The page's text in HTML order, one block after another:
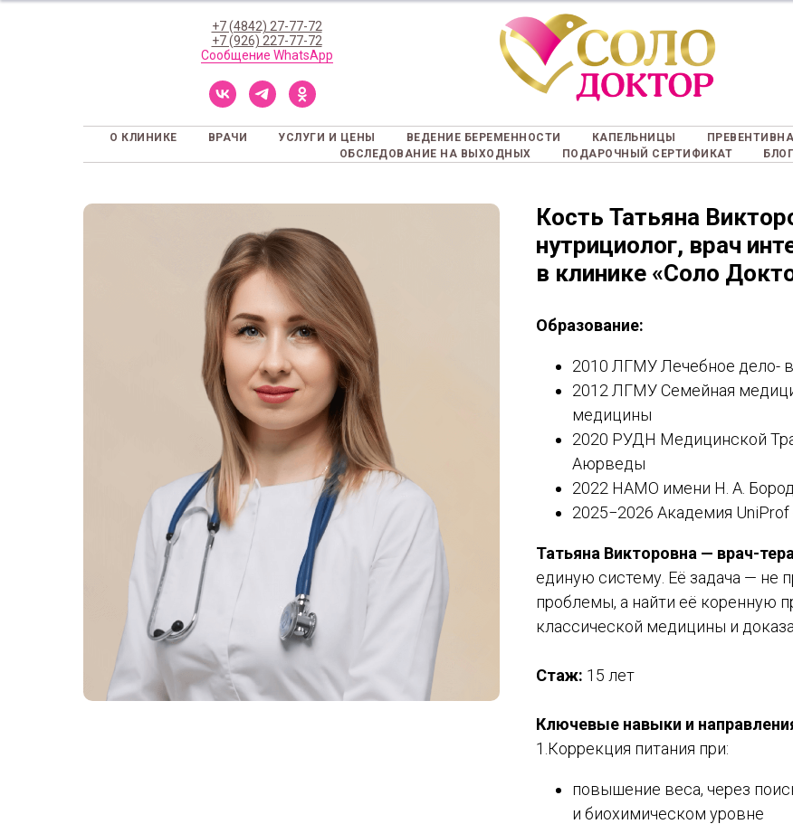
+7 (4842) 27-77-72
+7 (926) 227-77-72
Сообщение WhatsApp
О КЛИНИКЕ ВРАЧИ УСЛУГИ И ЦЕНЫ ВЕДЕНИЕ БЕРЕМЕННОСТИ КАПЕЛЬНИЦЫ
ОБСЛЕДОВАНИЕ НА ВЫХОДНЫХ
ПОДАРОЧНЫЙ СЕРТИФИКАТ БЛОГ
Кость Татьяна
нутрициолог, врач
в клинике «Соло
Образование:
2010 ЛГМУ Лечебное дело-
2012 ЛГМУ Семейная
медицины
2020 РУДН Медицинской
Аюрведы
2022 НАМО имени Н. А.
2025−2026 Академия
Татьяна Викторовна — врач-
единую систему. Её задача — не
проблемы, а найти её коренную
классической медицины и
Стаж: 15 лет
Ключевые навыки и
1.Коррекция питания при:
повышение веса, через
и биохимическом уровне